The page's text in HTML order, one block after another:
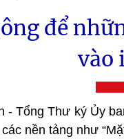
để
vào
- Tổng Thư ký Ủy
nền tảng như